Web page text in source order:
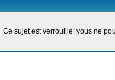
Ce sujet est verrouillé; vous ne